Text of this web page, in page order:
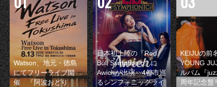
Watson、地元・徳島
にてフリーライブ開
催 『阿波おどり
日本初上陸の『Red
Bull Symphonic』に
Awichが出演 4都市巡
るシンフォニックライ
KEIJUの前
YOUNG
ルバム『
周年記念盤